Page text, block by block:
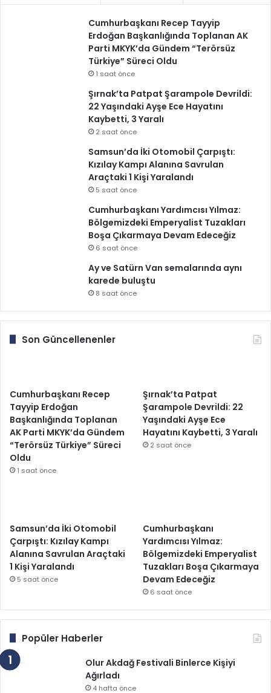
Cumhurbaşkanı Recep Tayyip
Erdoğan Başkanlığında Toplanan AK
Parti MKYK’da Gündem “Terörsüz
Türkiye” Süreci Oldu
1 saat önce
Şırnak’ta Patpat Şarampole Devrildi:
22 Yaşındaki Ayşe Ece Hayatını
Kaybetti, 3 Yaralı
2 saat önce
Samsun’da İki Otomobil Çarpıştı:
Kızılay Kampı Alanına Savrulan
Araçtaki 1 Kişi Yaralandı
5 saat önce
Cumhurbaşkanı Yardımcısı Yılmaz:
Bölgemizdeki Emperyalist Tuzakları
Boşa Çıkarmaya Devam Edeceğiz
6 saat önce
Ay ve Satürn Van semalarında aynı
karede buluştu
8 saat önce
Son Güncellenenler
Cumhurbaşkanı Recep
Tayyip Erdoğan
Başkanlığında Toplanan
AK Parti MKYK’da Gündem
“Terörsüz Türkiye” Süreci
Oldu
1 saat önce
Şırnak’ta Patpat
Şarampole Devrildi: 22
Yaşındaki Ayşe Ece
Hayatını Kaybetti, 3 Yaralı
2 saat önce
Samsun’da İki Otomobil
Çarpıştı: Kızılay Kampı
Alanına Savrulan Araçtaki
1 Kişi Yaralandı
5 saat önce
Cumhurbaşkanı
Yardımcısı Yılmaz:
Bölgemizdeki Emperyalist
Tuzakları Boşa Çıkarmaya
Devam Edeceğiz
6 saat önce
Popüler Haberler
Olur Akdağ Festivali Binlerce Kişiyi
Ağırladı
4 hafta önce